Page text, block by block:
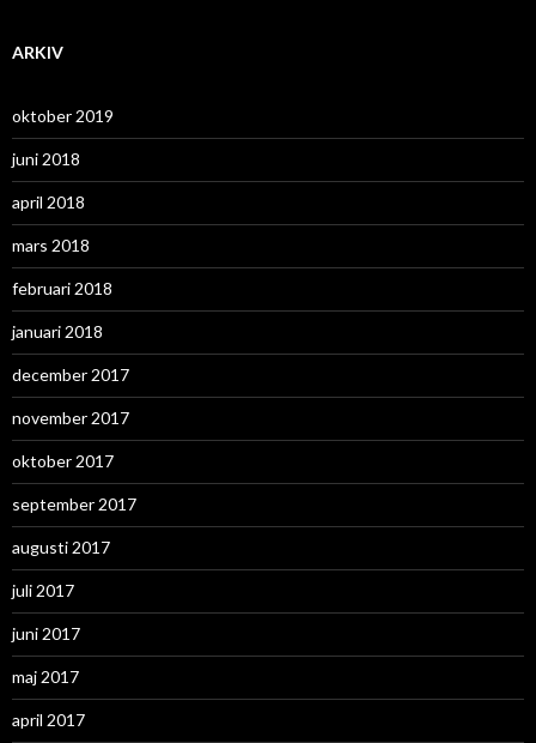
ARKIV
oktober 2019
juni 2018
april 2018
mars 2018
februari 2018
januari 2018
december 2017
november 2017
oktober 2017
september 2017
augusti 2017
juli 2017
juni 2017
maj 2017
april 2017